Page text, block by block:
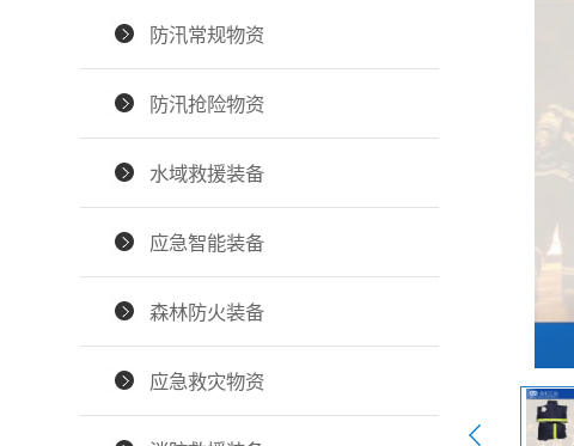
防汛常规物资
防汛抢险物资
水域救援装备
应急智能装备
森林防火装备
应急救灾物资